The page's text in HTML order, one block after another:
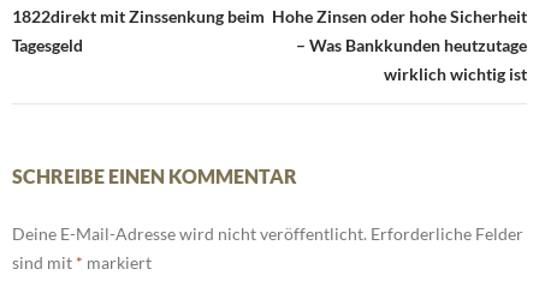
Navigation
1822direkt mit Zinssenkung beim
Tagesgeld
Hohe Zinsen oder hohe Sicherheit
– Was Bankkunden heutzutage
wirklich wichtig ist
SCHREIBE EINEN KOMMENTAR
Deine E-Mail-Adresse wird nicht veröffentlicht. Erforderliche Felder
sind mit * markiert